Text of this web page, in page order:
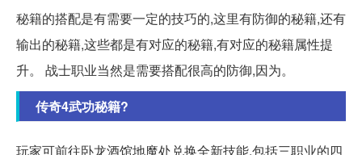
秘籍的搭配是有需要一定的技巧的,这里有防御的秘籍,还有
输出的秘籍,这些都是有对应的秘籍,有对应的秘籍属性提
升。 战士职业当然是需要搭配很高的防御,因为。
传奇4武功秘籍?
玩家可前往卧龙酒馆地魔处兑换全新技能,包括三职业的四